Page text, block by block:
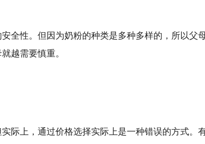
全性。但因为奶粉的种类是多种多样的，所以父
越需要慎重。
际上，通过价格选择实际上是一种错误的方式。